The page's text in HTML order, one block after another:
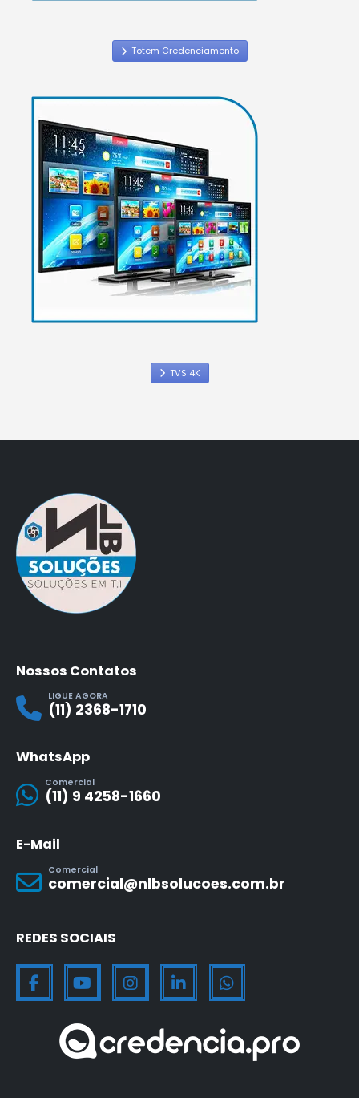
Totem Credenciamento
TVS 4K
Nossos Contatos
LIGUE AGORA
(11) 2368-1710
WhatsApp
Comercial
(11) 9 4258-1660
E-Mail
Comercial
comercial@nlbsolucoes.com.br
REDES SOCIAIS